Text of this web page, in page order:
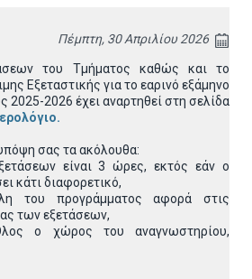
Πέμπτη, 30 Απριλίου 2026
του Τμήματος καθώς και το
Εξεταστικής για το εαρινό εξάμηνο
2025-2026 έχει αναρτηθεί στη σελίδα
.
σας τα ακόλουθα:
είναι 3 ώρες, εκτός εάν ο
κάτι διαφορετικό,
του προγράμματος αφορά στις
των εξετάσεων,
ο χώρος του αναγνωστηρίου,